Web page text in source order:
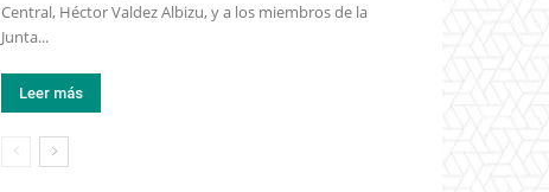
Central, Héctor Valdez Albizu, y a los miembros de la
Junta...
Leer más